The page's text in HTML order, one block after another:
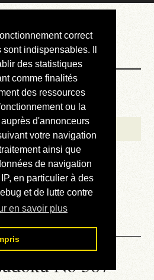
correct
indispensables. Il
des statistiques
comme finalités
des ressources
ou la
d'annonceurs
votre navigation
ainsi que
de navigation
en particulier à des
et de lutte contre
en savoir plus
»
No 387